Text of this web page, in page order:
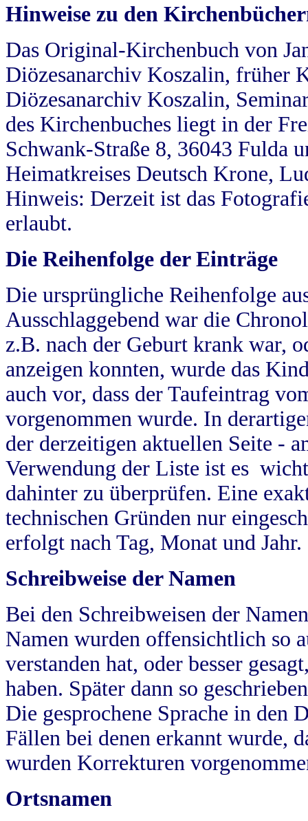
Hinweise zu den
Das Original-Kirchenbuch von
Diözesanarchiv Koszalin, früher
Diözesanarchiv Koszalin,
des Kirchenbuches liegt in der
Schwank-Straße 8, 36043 Fulda
Heimatkreises Deutsch Krone,
Hinweis: Derzeit ist das
erlaubt.
Die Reihenfolge der Einträge
Die ursprüngliche Reihenfolge
Ausschlaggebend war die
z.B. nach der Geburt krank war,
anzeigen konnten, wurde das
auch vor, dass der Taufeintrag
vorgenommen wurde. In
der derzeitigen aktuellen Seite -
Verwendung der Liste ist es
dahinter zu überprüfen. Eine
technischen Gründen nur
erfolgt nach Tag, Monat und Jahr.
Schreibweise der Namen
Bei den Schreibweisen der
Namen wurden offensichtlich so
verstanden hat, oder besser
haben. Später dann so
Die gesprochene Sprache in
Fällen bei denen erkannt wurde,
wurden Korrekturen
Ortsnamen